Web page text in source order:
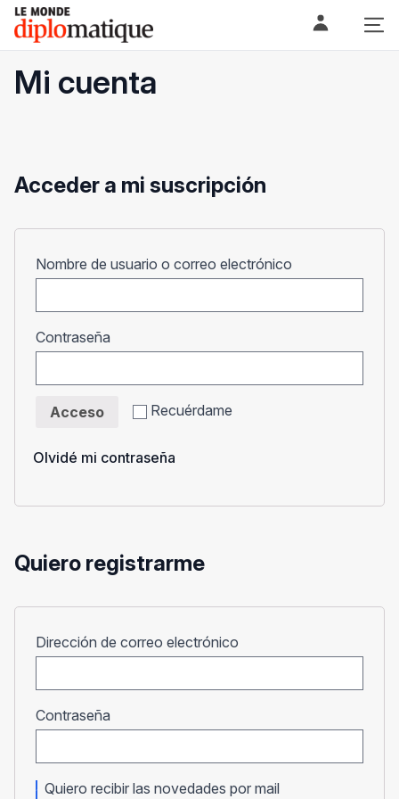
Skip
content
Le monde diplomatique
Mi cuenta
Acceder a mi suscripción
Nombre de usuario o correo electrónico
Contraseña
Recuérdame
Acceso
Olvidé mi contraseña
Quiero registrarme
Dirección de correo electrónico
Contraseña
Quiero recibir las novedades por mail